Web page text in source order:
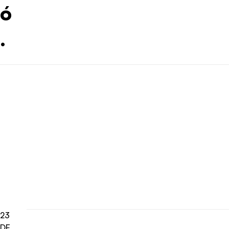
ó
.
23